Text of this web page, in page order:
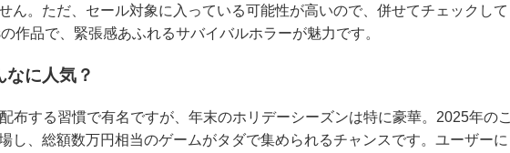
ん。ただ、セール対象に入っている可能性が高いので、併せてチェックして
作品で、緊張感あふれるサバイバルホラーが魅力です。
に人気？
布する習慣で有名ですが、年末のホリデーシーズンは特に豪華。2025年のこ
し、総額数万円相当のゲームがタダで集められるチャンスです。ユーザーに